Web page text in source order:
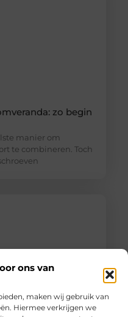
ons van
maken wij gebruik van
Hiermee verkrijgen we
zo begin
manier om
te combineren. Toch